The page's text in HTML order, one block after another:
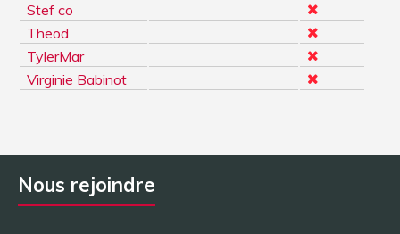
Stef co
Theod
TylerMar
Virginie Babinot
Nous rejoindre